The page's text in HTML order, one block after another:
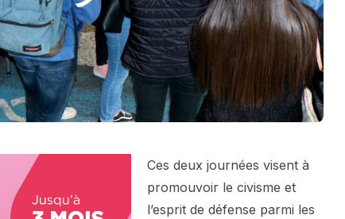
Ces deux journées visent à
promouvoir le civisme et
l’esprit de défense parmi les